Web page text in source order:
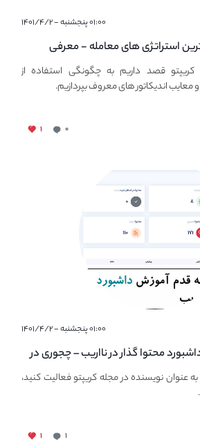
۰۱:۰۰ پنجشنبه - ۱۴۰۱/۴/۲
استراتژی های معامله - معرفی
بازار کریپتو
قصد داریم به چگونگی استفاده از
و معایب اندیکاتور های معروف بپردازیم.
۰ ۱
۰۱:۰۰ پنجشنبه - ۱۴۰۱/۴/۲
محتوا گذار در نااریب – چجوری در
عنوان نویسنده در مجله کریپتو فعالیت کنید،
۱ ۱